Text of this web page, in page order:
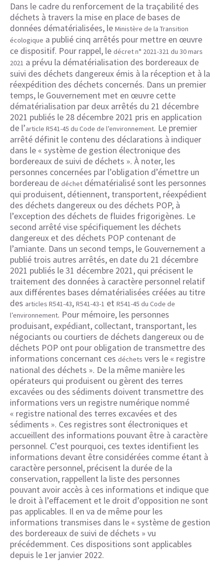
Dans le cadre du renforcement de la traçabilité des
déchets à travers la mise en place de bases de
données dématérialisées, le Ministère de la Transition
écologique a publié cinq arrêtés pour mettre en œuvre
ce dispositif. Pour rappel, le décret n° 2021-321 du 30 mars
2021 a prévu la dématérialisation des bordereaux de
suivi des déchets dangereux émis à la réception et à la
réexpédition des déchets concernés. Dans un premier
temps, le Gouvernement met en œuvre cette
dématérialisation par deux arrêtés du 21 décembre
2021 publiés le 28 décembre 2021 pris en application
de l’article R541-45 du Code de l’environnement. Le premier
arrêté définit le contenu des déclarations à indiquer
dans le « système de gestion électronique des
bordereaux de suivi de déchets ». À noter, les
personnes concernées par l’obligation d’émettre un
bordereau de déchet dématérialisé sont les personnes
qui produisent, détiennent, transportent, réexpédient
des déchets dangereux ou des déchets POP, à
l’exception des déchets de fluides frigorigènes. Le
second arrêté vise spécifiquement les déchets
dangereux et des déchets POP contenant de
l’amiante. Dans un second temps, le Gouvernement a
publié trois autres arrêtés, en date du 21 décembre
2021 publiés le 31 décembre 2021, qui précisent le
traitement des données à caractère personnel relatif
aux différentes bases dématérialisées créées au titre
des articles R541-43, R541-43-1 et R541-45 du Code de
l’environnement. Pour mémoire, les personnes
produisant, expédiant, collectant, transportant, les
négociants ou courtiers de déchets dangereux ou de
déchets POP ont pour obligation de transmettre des
informations concernant ces déchets vers le « registre
national des déchets ». De la même manière les
opérateurs qui produisent ou gèrent des terres
excavées ou des sédiments doivent transmettre des
informations vers un registre numérique nommé
« registre national des terres excavées et des
sédiments ». Ces registres sont électroniques et
accueillent des informations pouvant être à caractère
personnel. C’est pourquoi, ces textes identifient les
informations devant être considérées comme étant à
caractère personnel, précisent la durée de la
conservation, rappellent la liste des personnes
pouvant avoir accès à ces informations et indique que
le droit à l’effacement et le droit d’opposition ne sont
pas applicables. Il en va de même pour les
informations transmises dans le « système de gestion
des bordereaux de suivi de déchets » vu
précédemment. Ces dispositions sont applicables
depuis le 1er janvier 2022.